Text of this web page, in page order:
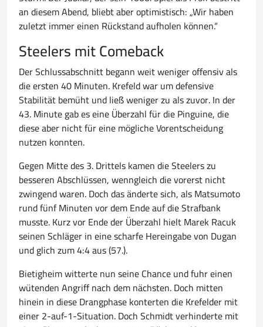
an diesem Abend, bliebt aber optimistisch: „Wir haben
zuletzt immer einen Rückstand aufholen können.“
Steelers mit Comeback
Der Schlussabschnitt begann weit weniger offensiv als
die ersten 40 Minuten. Krefeld war um defensive
Stabilität bemüht und ließ weniger zu als zuvor. In der
43. Minute gab es eine Überzahl für die Pinguine, die
diese aber nicht für eine mögliche Vorentscheidung
nutzen konnten.
Gegen Mitte des 3. Drittels kamen die Steelers zu
besseren Abschlüssen, wenngleich die vorerst nicht
zwingend waren. Doch das änderte sich, als Matsumoto
rund fünf Minuten vor dem Ende auf die Strafbank
musste. Kurz vor Ende der Überzahl hielt Marek Racuk
seinen Schläger in eine scharfe Hereingabe von Dugan
und glich zum 4:4 aus (57.).
Bietigheim witterte nun seine Chance und fuhr einen
wütenden Angriff nach dem nächsten. Doch mitten
hinein in diese Drangphase konterten die Krefelder mit
einer 2-auf-1-Situation. Doch Schmidt verhinderte mit